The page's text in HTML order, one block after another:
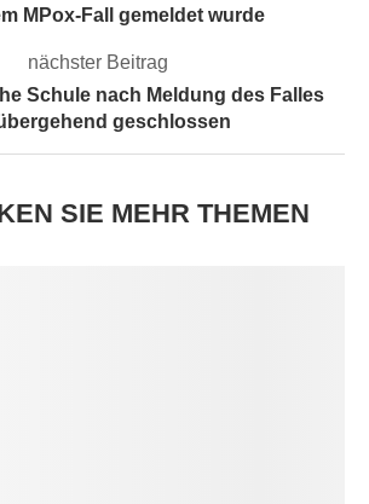
MPox-Fall gemeldet wurde
nächster Beitrag
Schule nach Meldung des Falles
geschlossen
SIE MEHR THEMEN